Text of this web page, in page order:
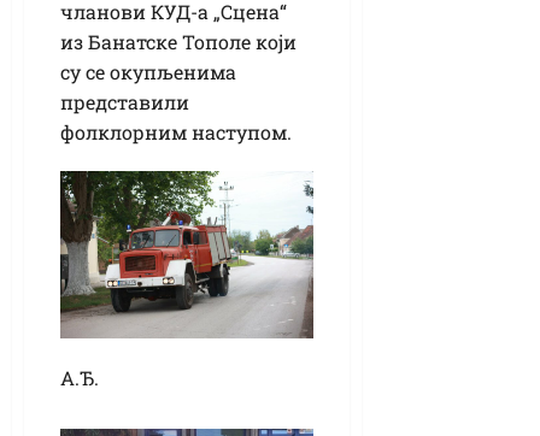
чланови КУД-а „Сцена“
из Банатске Тополе који
су се окупљенима
представили
фолклорним наступом.
А.Ђ.